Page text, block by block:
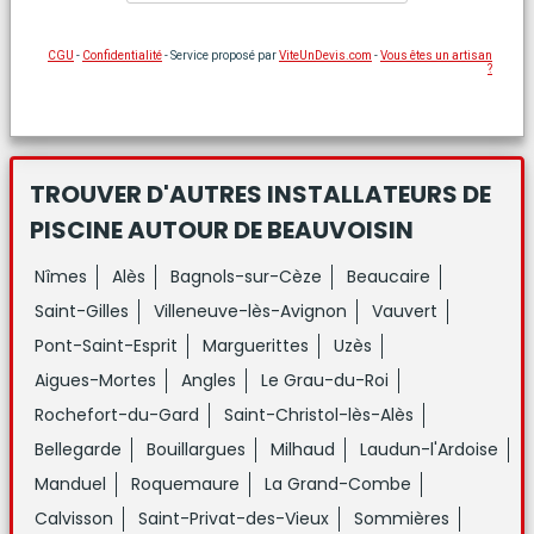
CGU - Confidentialité- Service proposé parViteUnDevis.com -Vous êtes un artisan
?
TROUVER D'AUTRES INSTALLATEURS DE
PISCINEAUTOUR DE BEAUVOISIN
Nîmes Alès Bagnols-sur-Cèze
Beaucaire
Saint-Gilles
Villeneuve-lès-Avignon
Vauvert
Pont-Saint-Esprit
Marguerittes
Uzès
Aigues-Mortes
Angles
Le Grau-du-Roi
Rochefort-du-Gard
Saint-Christol-lès-Alès
Bellegarde
Bouillargues Milhaud
Laudun-l'Ardoise
Manduel
Roquemaure
La Grand-Combe
Calvisson
Saint-Privat-des-Vieux Sommières